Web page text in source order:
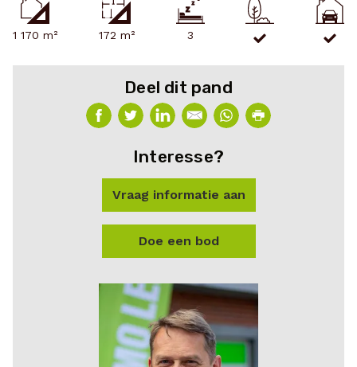
1 170 m² 172 m² 3
Deel dit pand
Interesse?
Vraag informatie aan
Doe een bod